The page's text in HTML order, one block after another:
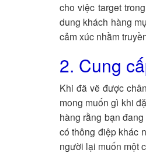
cho việc target
dung khách hàng
cảm xúc nhằm
2. Cung
Khi đã vẽ được
mong muốn gì khi
hàng rằng bạn
có thông điệp khác
người lại muốn một